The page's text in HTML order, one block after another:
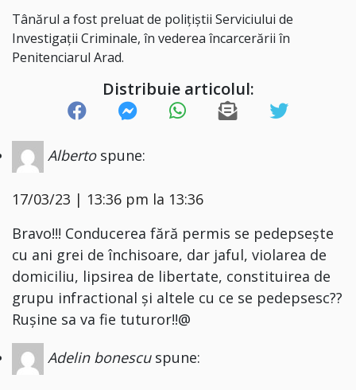
​Tânărul a fost preluat de polițiștii Serviciului de
Investigații Criminale, în vederea încarcerării în
Penitenciarul Arad.
Distribuie articolul:
Alberto spune:
17/03/23 | 13:36 pm la 13:36
Bravo!!! Conducerea fără permis se pedepsește
cu ani grei de închisoare, dar jaful, violarea de
domiciliu, lipsirea de libertate, constituirea de
grupu infractional și altele cu ce se pedepsesc??
Rușine sa va fie tuturor!!@
Adelin bonescu spune: